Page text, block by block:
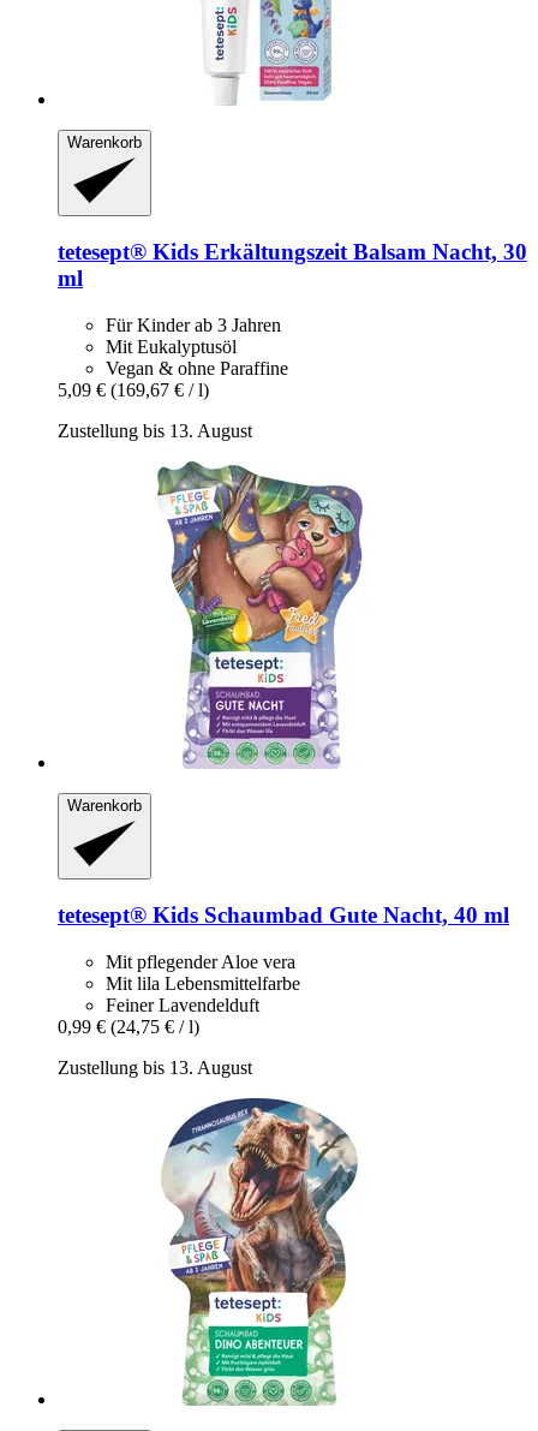
Warenkorb
tetesept® Kids Erkältungszeit Balsam Nacht, 30
ml
Für Kinder ab 3 Jahren
Mit Eukalyptusöl
Vegan & ohne Paraffine
5,09 € (169,67 € / l)
Zustellung bis 13. August
Warenkorb
tetesept® Kids Schaumbad Gute Nacht, 40 ml
Mit pflegender Aloe vera
Mit lila Lebensmittelfarbe
Feiner Lavendelduft
0,99 € (24,75 € / l)
Zustellung bis 13. August